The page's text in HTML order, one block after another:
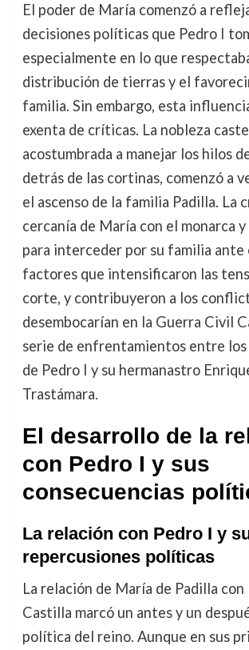
El poder de María comenzó a
decisiones políticas que Pedro I
especialmente en lo que
distribución de tierras y el
familia. Sin embargo, esta
exenta de críticas. La nobleza
acostumbrada a manejar los hilos
detrás de las cortinas, comenzó a
el ascenso de la familia Padilla. La
cercanía de María con el monarca y
para interceder por su familia
factores que intensificaron las
corte, y contribuyeron a los
desembocarían en la Guerra Civil
serie de enfrentamientos entre
de Pedro I y su hermanastro
Trastámara.
El desarrollo de la
con Pedro I y sus
consecuencias
La relación con Pedro I y
repercusiones políticas
La relación de María de Padilla con
Castilla marcó un antes y un
política del reino. Aunque en sus